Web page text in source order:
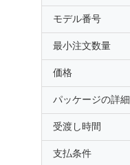
モデル番号
最小注文数量
価格
パッケージの詳細
受渡し時間
支払条件